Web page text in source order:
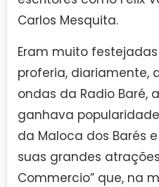
Carlos Mesquita.
Eram muito
proferia, diariamente,
ondas da Radio Baré,
ganhava
da Maloca dos Barés
suas grandes
Commercio” que, na